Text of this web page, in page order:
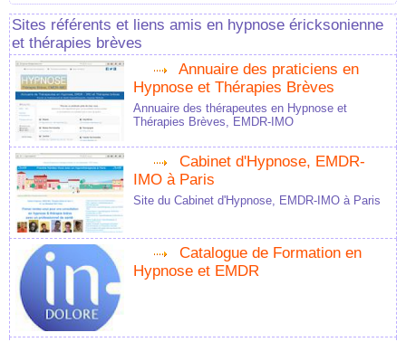
Sites référents et liens amis en hypnose éricksonienne
et thérapies brèves
Annuaire des praticiens en
Hypnose et Thérapies Brèves
Annuaire des thérapeutes en Hypnose et
Thérapies Brèves, EMDR-IMO
Cabinet d'Hypnose, EMDR-
IMO à Paris
Site du Cabinet d'Hypnose, EMDR-IMO à Paris
Catalogue de Formation en
Hypnose et EMDR